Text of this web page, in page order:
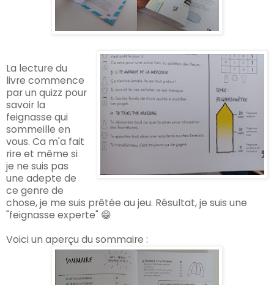
La lecture du
livre commence
par un quizz pour
savoir la
feignasse qui
sommeille en
vous. Ca m'a fait
rire et même si
je ne suis pas
une adepte de
ce genre de
chose, je me suis prêtée au jeu. Résultat, je suis une
"feignasse experte" 😁
Voici un aperçu du sommaire :